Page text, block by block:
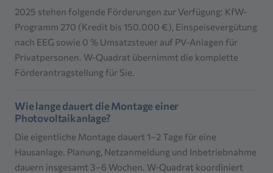
2025 stehen folgende Förderungen zur Verfügung: KfW-
Programm 270 (Kredit bis 150.000 €), Einspeisevergütung
nach EEG sowie 0 % Umsatzsteuer auf PV-Anlagen für
Privatpersonen. W-Quadrat übernimmt die komplette
Förderantragstellung für Sie.
Wie lange dauert die Montage einer
Photovoltaikanlage?
Die eigentliche Montage dauert 1–2 Tage für eine
Hausanlage. Planung, Netzanmeldung und Inbetriebnahme
dauern insgesamt 3–6 Wochen. W-Quadrat koordiniert